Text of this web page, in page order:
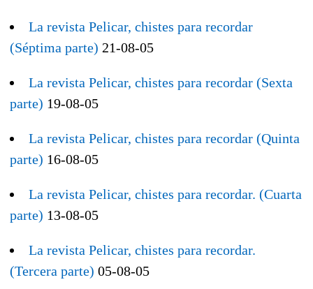
La revista Pelicar, chistes para recordar
(Séptima parte) 21-08-05
La revista Pelicar, chistes para recordar (Sexta
parte) 19-08-05
La revista Pelicar, chistes para recordar (Quinta
parte) 16-08-05
La revista Pelicar, chistes para recordar. (Cuarta
parte) 13-08-05
La revista Pelicar, chistes para recordar.
(Tercera parte) 05-08-05